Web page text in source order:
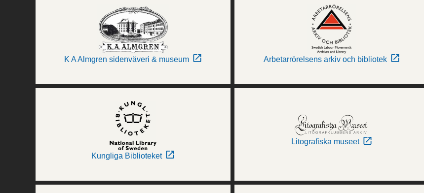
K A Almgren sidenväveri & museum Arbetarrörelsens arkiv och bibliotek
Kungliga Biblioteket
Litografiska museet